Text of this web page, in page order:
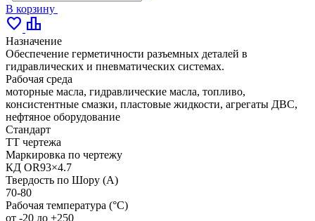
В корзину
favorite leaderboard
Назначение
Обеспечение герметичности разъемных деталей в
гидравлических и пневматических системах.
Рабочая среда
моторные масла, гидравлические масла, топливо,
консистентные смазки, пластовые жидкости, агрегаты ДВС,
нефтяное оборудование
Стандарт
ТТ чертежа
Маркировка по чертежу
КД OR93×4.7
Твердость по Шору (А)
70-80
Рабочая температура (°С)
от -20 до +250